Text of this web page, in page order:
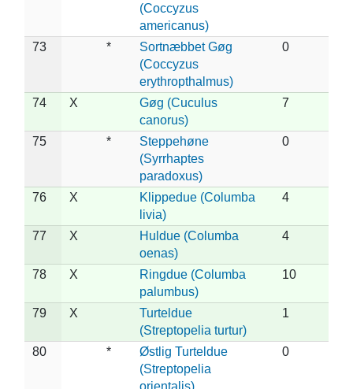
(Coccyzus
americanus)
73 *
Sortnæbbet Gøg
(Coccyzus
erythropthalmus)
0
74 X
Gøg (Cuculus
canorus)
7
75 *
Steppehøne
(Syrrhaptes
paradoxus)
0
76 X
Klippedue (Columba
livia)
4
77 X
Huldue (Columba
oenas)
4
78 X
Ringdue (Columba
palumbus)
10
79 X
Turteldue
(Streptopelia turtur)
1
80 *
Østlig Turteldue
(Streptopelia
orientalis)
0